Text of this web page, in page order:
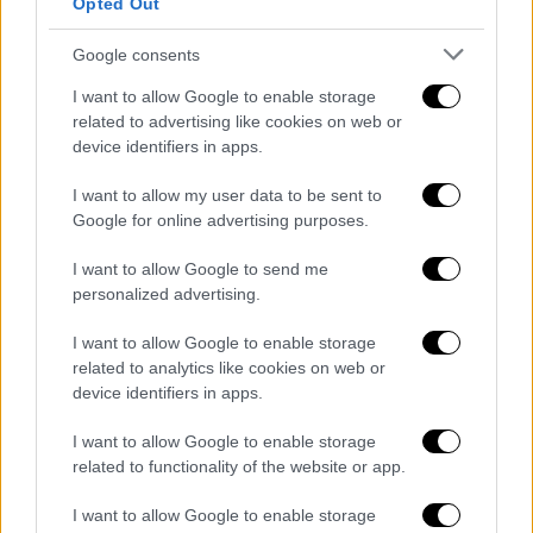
Google consents
I want to allow Google to enable storage
related to advertising like cookies on web or
device identifiers in apps.
I want to allow my user data to be sent to
Google for online advertising purposes.
I want to allow Google to send me
personalized advertising.
I want to allow Google to enable storage
related to analytics like cookies on web or
device identifiers in apps.
I want to allow Google to enable storage
related to functionality of the website or app.
I want to allow Google to enable storage
Αλέξανδρος μπορεί και να μη τα καταφέρει.
απώλεια;
Θέλω το πένθος μου να είναι δημιουργικό.
Να κάνω πράγματα για εκείνον, ώστε να
μείνει αθάνατος. Η δημοπρασία των
μεταλλίων του, που θα γίνει τον Δεκέμβριο,
ήταν η τελευταία του επιθυμία. Και θέλω να
καταλήξουν σε χέρια καθαρά, όπως ήταν τα
δικά του. Τα έσοδα θα δοθούν για να
βοηθηθούν παιδιά με καρκίνο ή
κακοποιημένα αλλά και ασυνόδευτα
προσφυγόπουλα.
Ο Αλέξανδρος ήταν ένας άνθρωπος που
γεννήθηκε μες στη μαυρίλα για να δώσει